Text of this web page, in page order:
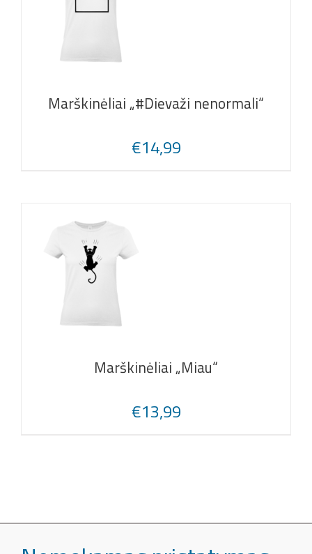
Marškinėliai „#Dievaži nenormali“
€14,99
Marškinėliai „Miau“
€13,99